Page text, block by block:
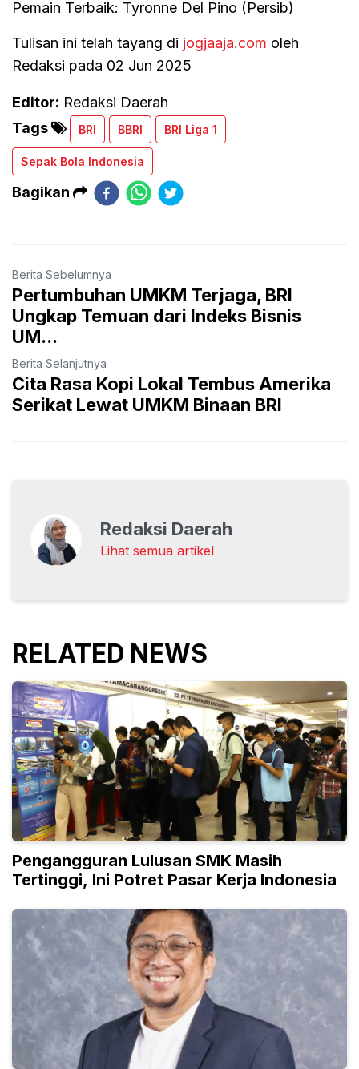
Pemain Terbaik: Tyronne Del Pino (Persib)
Tulisan ini telah tayang di jogjaaja.com oleh
Redaksi pada 02 Jun 2025
Editor: Redaksi Daerah
Tags
BRI BBRI BRI Liga 1
Sepak Bola Indonesia
Bagikan
Berita Sebelumnya
Pertumbuhan UMKM Terjaga, BRI
Ungkap Temuan dari Indeks Bisnis
UM...
Berita Selanjutnya
Cita Rasa Kopi Lokal Tembus Amerika
Serikat Lewat UMKM Binaan BRI
Redaksi Daerah
Lihat semua artikel
RELATED NEWS
Pengangguran Lulusan SMK Masih
Tertinggi, Ini Potret Pasar Kerja Indonesia